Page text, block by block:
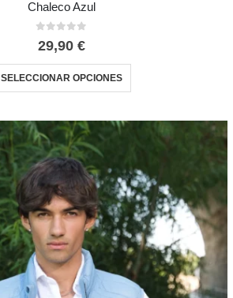
Chaleco Azul
29,90 €
SELECCIONAR OPCIONES